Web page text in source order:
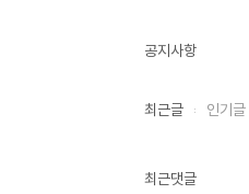
공지사항
최근글 인기글
최근댓글